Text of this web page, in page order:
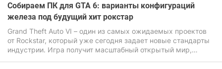
Собираем ПК для GTA 6: варианты конфигураций
железа под будущий хит рокстар
Grand Theft Auto VI – один из самых ожидаемых проектов
от Rockstar, который уже сегодня задает новые стандарты
индустрии. Игра получит масштабный открытый мир,